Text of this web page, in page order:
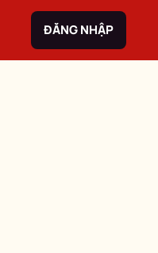
ĐĂNG NHẬP